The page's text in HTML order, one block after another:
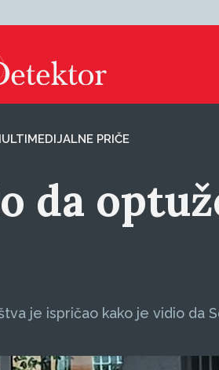
PRIČE
da
je ispričao kako je vidio da